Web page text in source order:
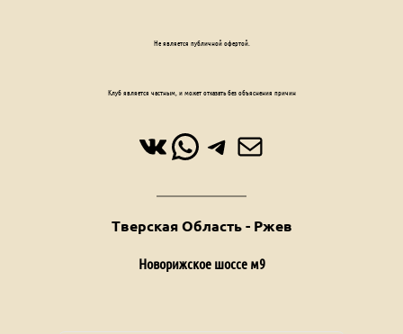
ВКонтакте
WhatsApp
Telegram
Почта
Тверская Область - Ржев
Новорижское шоссе м9